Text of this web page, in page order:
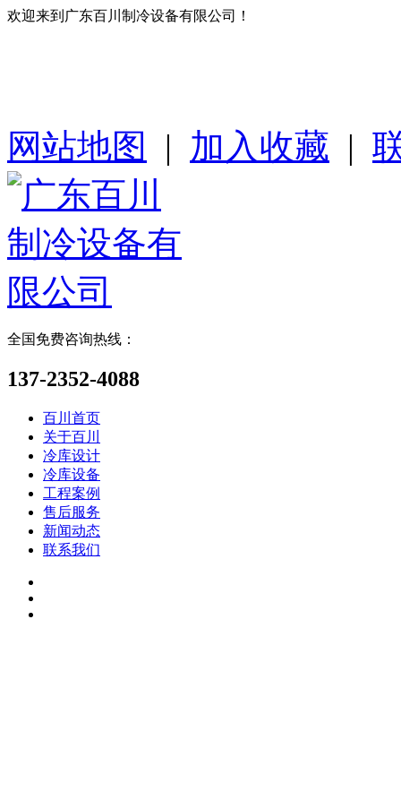
欢迎来到广东百川制冷设备有限公司！
网站地图 | 加入收藏 |
全国免费咨询热线：
137-2352-4088
百川首页
关于百川
冷库设计
冷库设备
工程案例
售后服务
新闻动态
联系我们